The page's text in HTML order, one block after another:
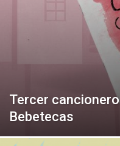
Tercer
Bebetecas